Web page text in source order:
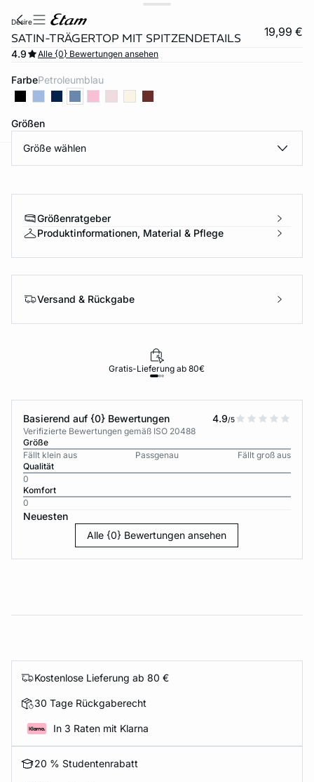
desire
SATIN-TRÄGERTOP MIT SPITZENDETAILS 19,99 €
4.9 Alle {0} Bewertungen ansehen
Farbe petroleumblau
Größen
Größe wählen
Größenratgeber
Produktinformationen, Material & Pflege
Versand & Rückgabe
Gratis-Lieferung ab 80€
Basierend auf {0} Bewertungen 4.9/5
Verifizierte Bewertungen gemäß ISO 20488
Größe
Fällt klein aus
Passgenau
Fällt groß aus
Qualität
0
Komfort
0
Neuesten
Alle {0} Bewertungen ansehen
Kostenlose Lieferung ab 80 €
30 Tage Rückgaberecht
In 3 Raten mit Klarna
20 % Studentenrabatt